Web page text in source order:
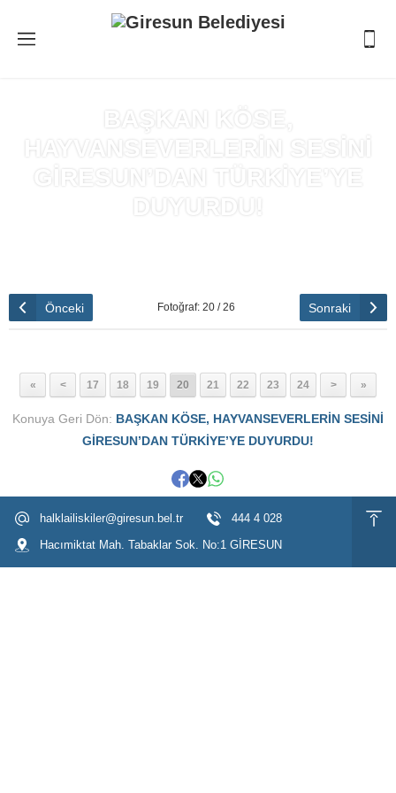
BAŞKAN KÖSE,
HAYVANSEVERLERİN SESİNİ
GİRESUN’DAN TÜRKİYE’YE
DUYURDU!
Önceki Fotoğraf: 20 / 26 Sonraki
« < 17 18 19 20 21 22 23 24 > »
Konuya Geri Dön: BAŞKAN KÖSE, HAYVANSEVERLERİN SESİNİ
GİRESUN’DAN TÜRKİYE’YE DUYURDU!
halklailiskiler@giresun.bel.tr
444 4 028
Hacımiktat Mah. Tabaklar Sok. No:1 GİRESUN